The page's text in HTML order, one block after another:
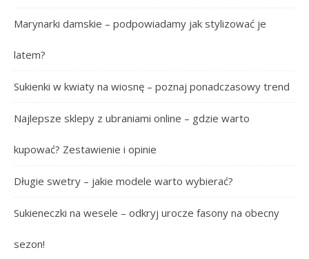
Marynarki damskie – podpowiadamy jak stylizować je
latem?
Sukienki w kwiaty na wiosnę – poznaj ponadczasowy trend
Najlepsze sklepy z ubraniami online – gdzie warto
kupować? Zestawienie i opinie
Długie swetry – jakie modele warto wybierać?
Sukieneczki na wesele – odkryj urocze fasony na obecny
sezon!